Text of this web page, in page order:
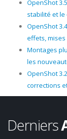
OpenShot
stabilité et
OpenShot
effets,
Montages
les
OpenShot
corrections
Derniers